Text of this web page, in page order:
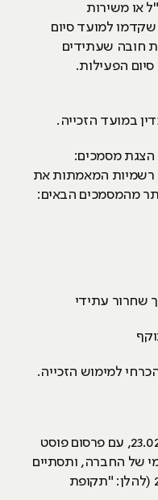
או משירות
24 החודשים שקדמו למועד סיום
חובה שעתידים
במועד הזכייה.
רשמיות המאמתות את
מהמסמכים הבאים:
שחרור עתידי
למימוש הזכייה.
3.1. הפעילות תחל ביום שני, 23.02.2026, עם פרסום פוסט
של החברה, ותסתיים
ביום שני, 09.03.2026, בשעה 22:00 (להלן: "תקופת